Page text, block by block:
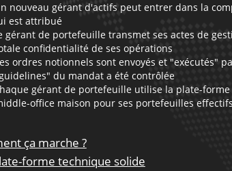
nouveau gérant d'actifs peut entrer dans la
est attribué
gérant de portefeuille transmet ses actes de
confidentialité de ses opérations
ordres notionnels sont envoyés et "exécutés"
du mandat a été contrôlée
gérant de portefeuille utilise la plate-
office maison pour ses portefeuilles effectifs
ça marche ?
forme technique solide